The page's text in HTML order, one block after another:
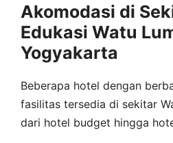
Akomodasi di
Edukasi Watu
Yogyakarta
Beberapa hotel dengan
fasilitas tersedia di sekitar
dari hotel budget hingga